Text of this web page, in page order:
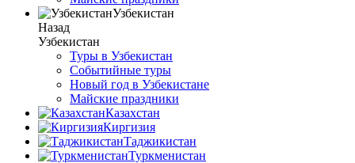
Узбекистан
Назад
Узбекистан
Туры в Узбекистан
Событийные туры
Новый год в Узбекистане
Майские праздники
Казахстан
Киргизия
Таджикистан
Туркменистан